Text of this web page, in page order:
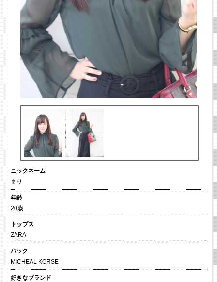
ニックネーム
まり
年齢
20歳
トップス
ZARA
バック
MICHEAL KORSE
好きなブランド